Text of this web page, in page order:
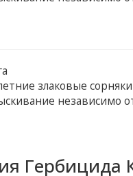
злаковые сорняки
независимо
Гербицида